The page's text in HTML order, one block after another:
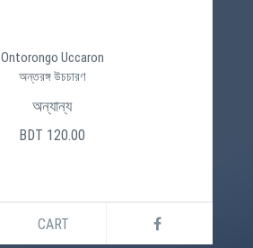
Ontorongo Uccaron
অন্তরঙ্গ উচচারণ
অন্যান্য
BDT 120.00
CART